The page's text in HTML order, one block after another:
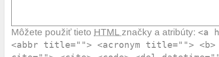
Môžete použiť tieto HTMLznačky a atribúty: <a
<abbr title=""> <acronym title=""> <b>